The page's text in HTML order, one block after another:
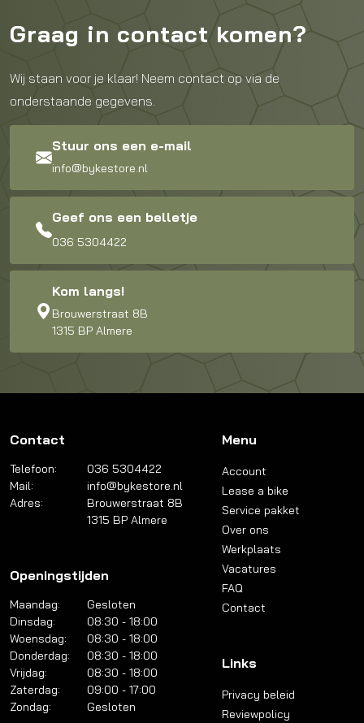
Graag in contact komen?
Wij staan voor je klaar! Neem contact op via de
onderstaande gegevens.
Stuur ons een e-mail
info@bykestore.nl
Geef ons een belletje
036 5304422
Kom langs!
Brouwerstraat 8B
1315 BP Almere
Contact
Telefoon:
036 5304422
Mail:
info@bykestore.nl
Adres:
Brouwerstraat 8B
1315 BP Almere
Openingstijden
Maandag:
Gesloten
Dinsdag:
08:30 - 18:00
Woensdag:
08:30 - 18:00
Donderdag:
08:30 - 18:00
Vrijdag:
08:30 - 18:00
Zaterdag:
09:00 - 17:00
Zondag:
Gesloten
Menu
Account
Lease a bike
Service pakket
Over ons
Werkplaats
Vacatures
FAQ
Contact
Links
Privacy beleid
Reviewpolicy